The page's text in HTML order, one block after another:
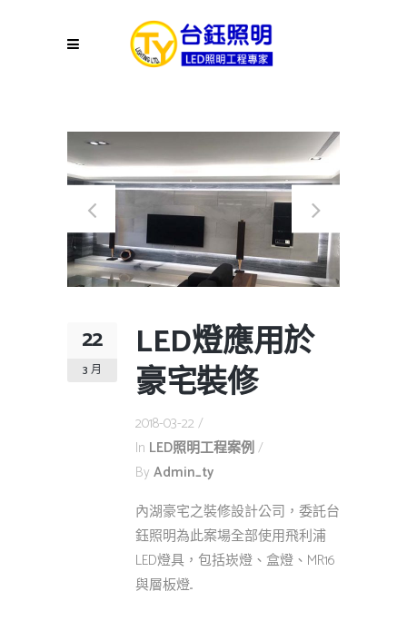
22
3 月
LED燈應用於
豪宅裝修
2018-03-22
In LED照明工程案例
By Admin_ty
內湖豪宅之裝修設計公司，委託台
鈺照明為此案場全部使用飛利浦
LED燈具，包括崁燈、盒燈、MR16
與層板燈...